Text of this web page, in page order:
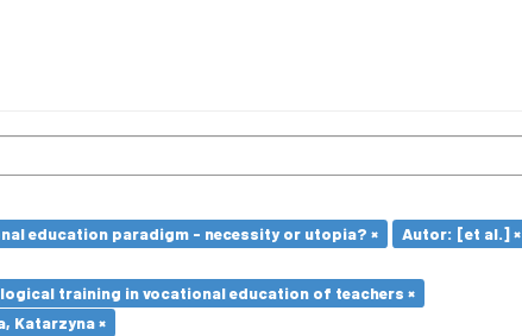
education paradigm - necessity or utopia? ×
Autor: [et al.] ×
training in vocational education of teachers ×
Katarzyna ×